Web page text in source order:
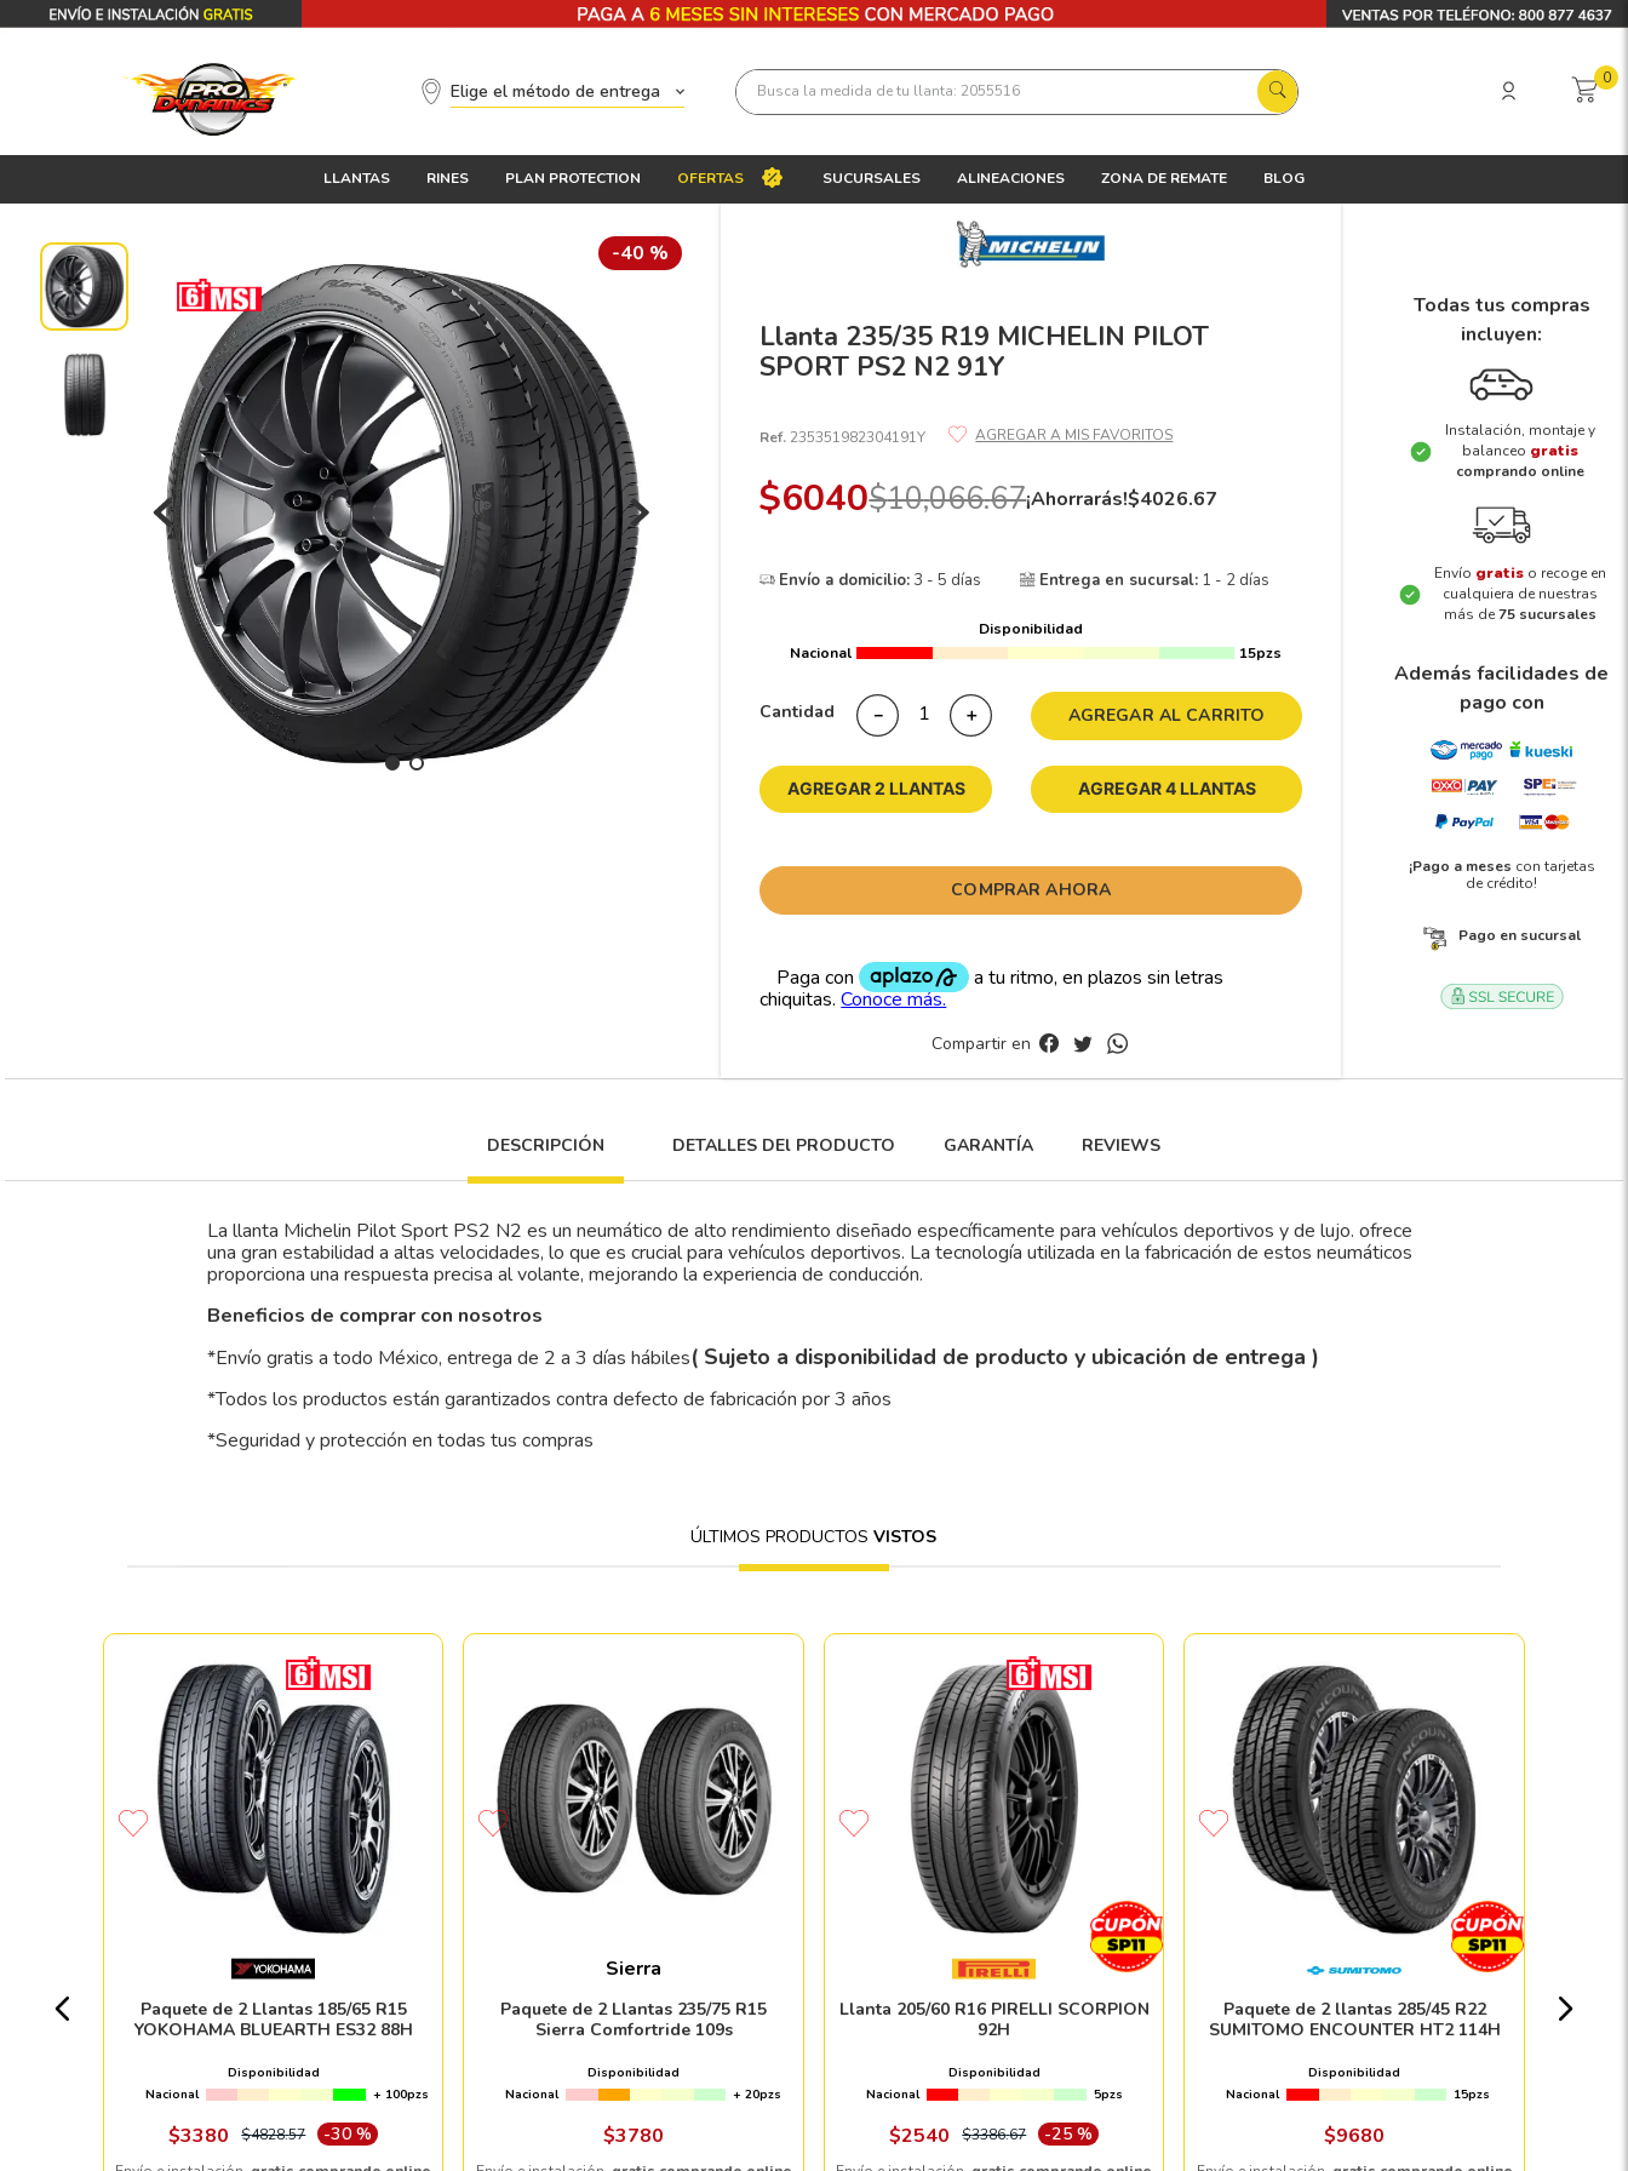
Elige el método de entrega Busca la medida de tu llanta: 2055516 0
LLANTAS RINES PLAN PROTECTION OFERTAS SUCURSALES ALINEACIONES ZONA DE REMATE BLOG
-40 %
Llanta 235/35 R19 MICHELIN PILOT
SPORT PS2 N2 91Y
Ref. 235351982304191Y
$6040$10,066.67¡Ahorrarás!$4026.67
Envío a domicilio:3 - 5 días Entrega en sucursal: 1 - 2 días
Disponibilidad
Nacional
15pzs
Cantidad ＋
－ AGREGAR AL CARRITO
AGREGAR 2 LLANTAS AGREGAR 4 LLANTAS
COMPRAR AHORA
Compartir en
Todas tus compras
incluyen:
Instalación, montaje y
balanceo gratis
comprando online
Envío gratis o recoge en
cualquiera de nuestras
más de75 sucursales
Además facilidades de
pago con
¡Pago a meses con tarjetas
de crédito!
Pago en sucursal
DESCRIPCIÓN DETALLES DEl PRODUCTO GARANTÍA REVIEWS
La llanta Michelin Pilot Sport PS2 N2 es un neumático de alto rendimiento diseñado específicamente para vehículos deportivos y de lujo. ofrece
una gran estabilidad a altas velocidades, lo que es crucial para vehículos deportivos. La tecnología utilizada en la fabricación de estos neumáticos
proporciona una respuesta precisa al volante, mejorando la experiencia de conducción.
Beneficios de comprar con nosotros
*Envío gratis a todo México, entrega de 2 a 3 días hábiles( Sujeto a disponibilidad de producto y ubicación de entrega )
*Todos los productos están garantizados contra defecto de fabricación por 3 años
*Seguridad y protección en todas tus compras
ÚLTIMOS PRODUCTOSVISTOS
Paquete de 2 Llantas 185/65 R15
YOKOHAMA BLUEARTH ES32 88H
Disponibilidad
Nacional
+ 100pzs
$3380 $4828.57 -30 %
Sierra
Paquete de 2 Llantas 235/75 R15
Sierra Comfortride 109s
Disponibilidad
Nacional
+ 20pzs
$3780
Llanta 205/60 R16 PIRELLI SCORPION
92H
Disponibilidad
Nacional
5pzs
$2540 $3386.67 -25 %
Paquete de 2 llantas 285/45 R22
SUMITOMO ENCOUNTER HT2 114H
Disponibilidad
Nacional
15pzs
$9680
Términos más buscados
195 65 15